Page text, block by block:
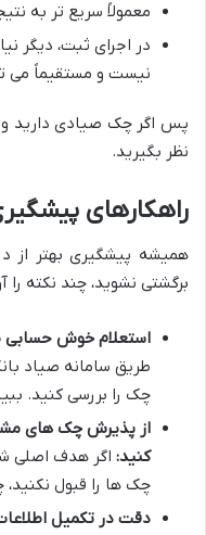
معمولاً سریع تر به
در اجرای ثبت، دیگر
نیست و مستقیماً می
پس اگر چک صیادی دارید و
نظر بگیرید.
راهکارهای
همیشه پیشگیری بهتر از
برگشتی نشوید، چند نکته را
استعلام خوش حسابی
طریق سامانه صیاد
چک را بررسی کنید.
از پذیرش چک های
کنید: اگر هدف اصلی
چک ها را قبول
دقت در تکمیل